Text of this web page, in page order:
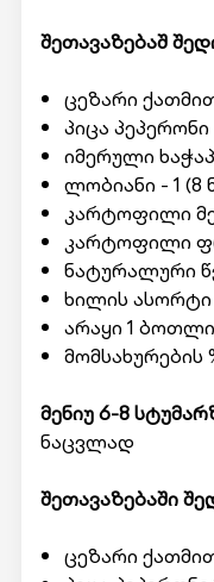
შეთავაზებაშ
ცეზარი
პიცა პეპერონი
იმერული
ლობიანი - 1 (8
კარტოფილი
კარტოფილი
ნატურალური
ხილის ასორტი
არაყი 1
მომსახურების
მენიუ 6-8
ნაცვლად
შეთავაზებაში
ცეზარი